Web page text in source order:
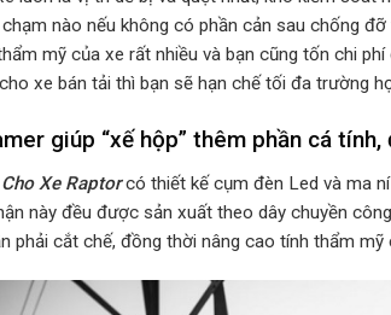
nào nếu không có phần cản sau chống
mỹ của xe rất nhiều và bạn cũng tốn chi
xe bán tải thì bạn sẽ hạn chế tối đa trường
giúp “xế hộp” thêm phần cá
Xe Raptorcó thiết kế cụm đèn Led và ma
này đều được sản xuất theo dây chuyền
phải cắt chế, đồng thời nâng cao tính thẩm mỹ